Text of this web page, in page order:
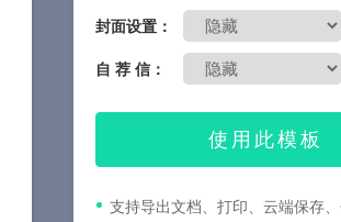
封面设置：
自 荐 信：
使用此模板
支持导出文档、打印、云端保存、